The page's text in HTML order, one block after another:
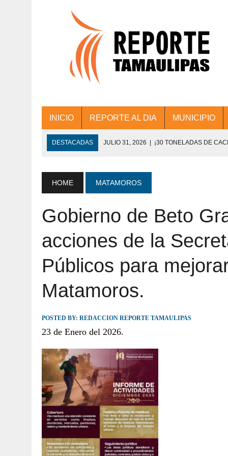
INICIO REPORTE AL DIA MUNICIPIO
DESTACADAS JULIO 31, 2026 | ¡30 TONELADAS DE
JULIO 30, 2026 | 💧🚰 ¡AGUA PARA LA COMUNIDAD!
JULIO 30, 2026 ¡TRABAJO EN EQUIPO Y RESULTADOS!
JULIO 30, 2026 | TAMAULIPAS TE INVITA A DESCUBRIR EL
HOME MATAMOROS
Gobierno de Beto
acciones de la
Públicos para
Matamoros.
POSTED BY: REDACCION REPORTE TAMAULIPAS
23 de Enero del 2026.